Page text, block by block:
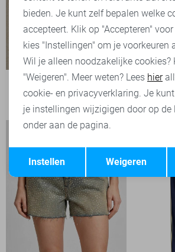
39,99
Terug
bieden. Je kunt zelf bepalen welke
accepteert. Klik op "Accepteren"
kies "Instellingen" om je voorkeuren
Wil je alleen noodzakelijke cookies?
"Weigeren". Meer weten? Lees hier
cookie- en privacyverklaring. Je
je instellingen wijzigigen door op de
onder aan de pagina.
Weigeren
Instellen